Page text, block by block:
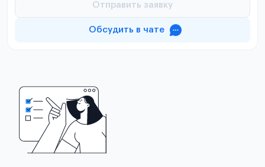
Отправить заявку
Обсудить в чате